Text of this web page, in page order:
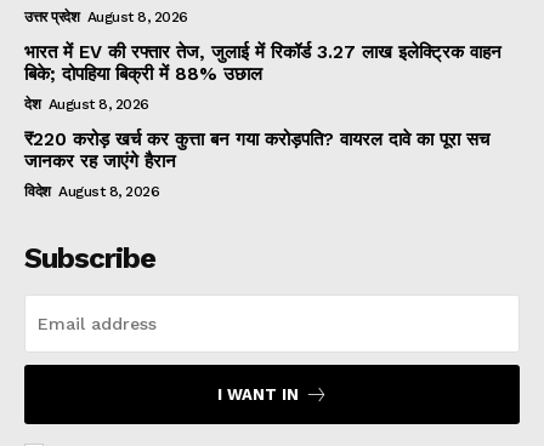
उत्तर प्रदेश August 8, 2026
भारत में EV की रफ्तार तेज, जुलाई में रिकॉर्ड 3.27 लाख इलेक्ट्रिक वाहन
बिके; दोपहिया बिक्री में 88% उछाल
देश August 8, 2026
₹220 करोड़ खर्च कर कुत्ता बन गया करोड़पति? वायरल दावे का पूरा सच
जानकर रह जाएंगे हैरान
विदेश August 8, 2026
Subscribe
I WANT IN